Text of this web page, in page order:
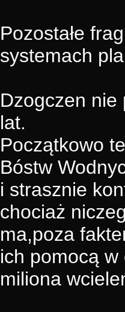
Pozostałe
systemach
Dzogczen nie
lat.
Początkowo
Bóstw
i strasznie
chociaż
ma,poza
ich pomocą
miliona